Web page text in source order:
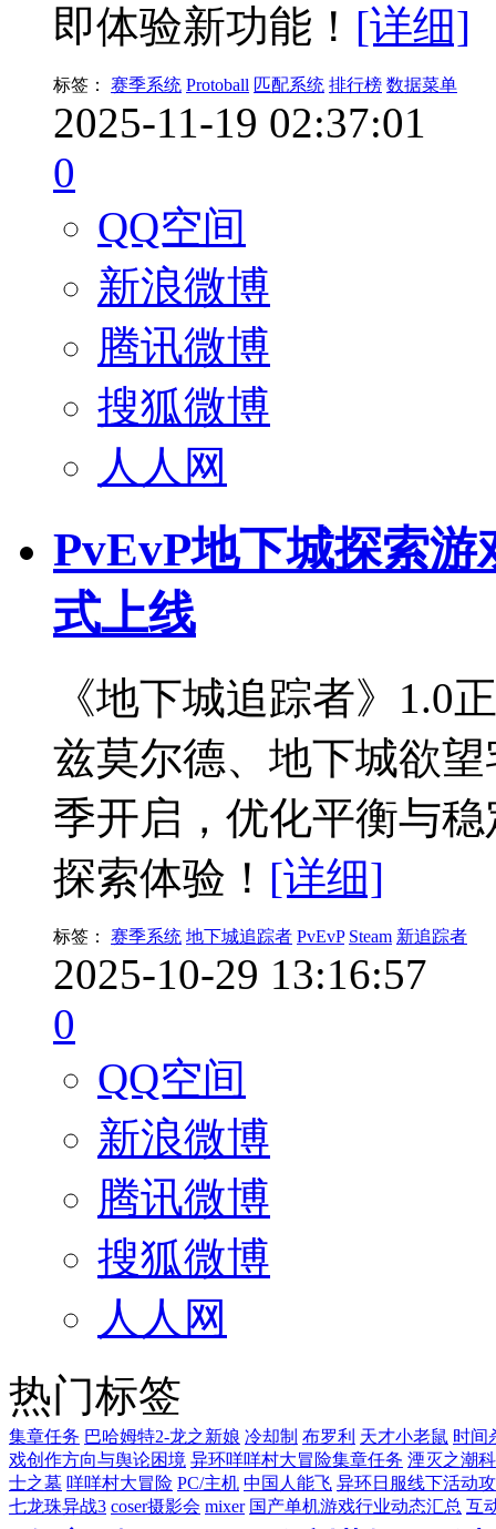
即体验新功能！ [详细]
标签： 赛季系统 Protoball 匹配系统 排行榜 数据菜单
2025-11-19 02:37:01
0
QQ空间
新浪微博
腾讯微博
搜狐微博
人人网
PvEvP地下城探索
式上线
《地下城追踪者》1.0
兹莫尔德、地下城欲
季开启，优化平衡与
探索体验！ [详细]
标签： 赛季系统 地下城追踪者 PvEvP Steam 新追踪者
2025-10-29 13:16:57
0
QQ空间
新浪微博
腾讯微博
搜狐微博
人人网
热门标签
集章任务 巴哈姆特2-龙之新娘 冷却制 布罗利 天才小老鼠 时间
戏创作方向与舆论困境 异环咩咩村大冒险集章任务 湮灭之潮
士之墓 咩咩村大冒险 PC/主机 中国人能飞 异环日服线下活动
七龙珠异战3 coser摄影会 mixer 国产单机游戏行业动态汇总 互